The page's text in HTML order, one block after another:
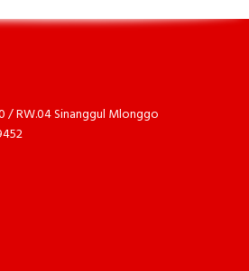
/ RW.04 Sinanggul Mlonggo